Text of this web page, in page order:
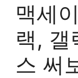
맥세
랙, 갤
스 써